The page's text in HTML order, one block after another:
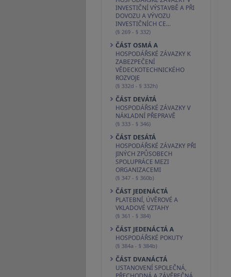
INVESTIČNÍ VÝSTAVBĚ A PŘI
DOVOZU A VÝVOZU
INVESTIČNÍCH CE…
(§ 269 - § 332)
ČÁST OSMÁ A
HOSPODÁŘSKÉ ZÁVAZKY K
ZABEZPEČENÍ
VĚDECKOTECHNICKÉHO
ROZVOJE
(§ 332d - § 332h)
ČÁST DEVÁTÁ
HOSPODÁŘSKÉ ZÁVAZKY V
NÁKLADNÍ PŘEPRAVĚ
(§ 333 - § 346)
ČÁST DESÁTÁ
HOSPODÁŘSKÉ ZÁVAZKY PŘI
JINÝCH ZPŮSOBECH
SPOLUPRÁCE MEZI
ORGANIZACEMI
(§ 347 - § 360b)
ČÁST JEDENÁCTÁ
PLATEBNÍ, ÚVĚROVÉ A
VKLADOVÉ VZTAHY
(§ 361 - § 384)
ČÁST JEDENÁCTÁ A
HOSPODÁŘSKÉ POKUTY
(§ 384a - § 384b)
ČÁST DVANÁCTÁ
USTANOVENÍ SPOLEČNÁ,